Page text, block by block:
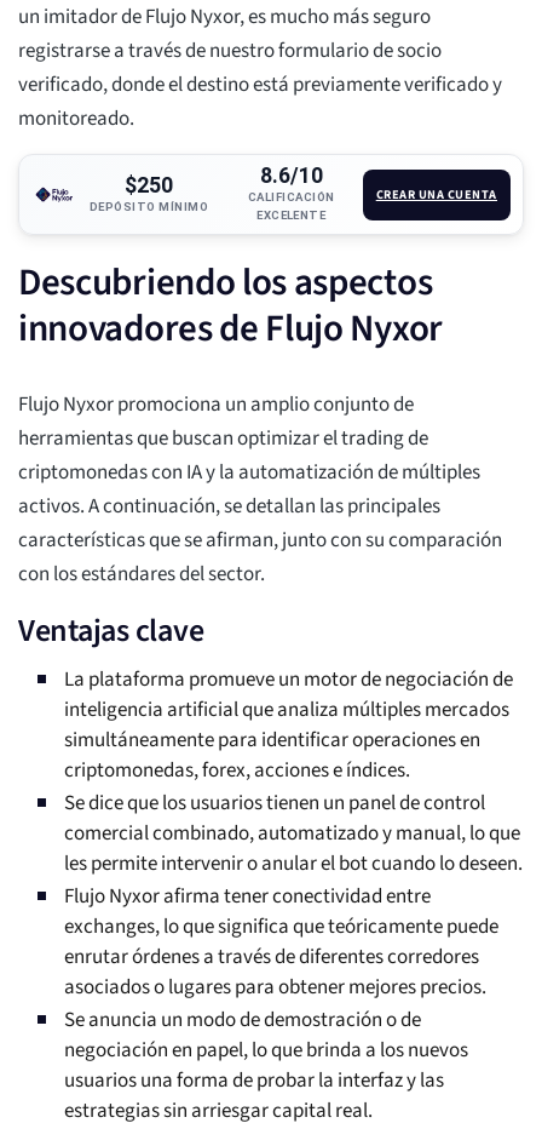
un imitador de Flujo Nyxor, es mucho más seguro
registrarse a través de nuestro formulario de socio
verificado, donde el destino está previamente verificado y
monitoreado.
$250
DEPÓSITO MÍNIMO
8.6/10
CALIFICACIÓN
EXCELENTE
CREAR UNA CUENTA
Descubriendo los aspectos
innovadores de Flujo Nyxor
Flujo Nyxor promociona un amplio conjunto de
herramientas que buscan optimizar el trading de
criptomonedas con IA y la automatización de múltiples
activos. A continuación, se detallan las principales
características que se afirman, junto con su comparación
con los estándares del sector.
Ventajas clave
La plataforma promueve un motor de negociación de
inteligencia artificial que analiza múltiples mercados
simultáneamente para identificar operaciones en
criptomonedas, forex, acciones e índices.
Se dice que los usuarios tienen un panel de control
comercial combinado, automatizado y manual, lo que
les permite intervenir o anular el bot cuando lo deseen.
Flujo Nyxor afirma tener conectividad entre
exchanges, lo que significa que teóricamente puede
enrutar órdenes a través de diferentes corredores
asociados o lugares para obtener mejores precios.
Se anuncia un modo de demostración o de
negociación en papel, lo que brinda a los nuevos
usuarios una forma de probar la interfaz y las
estrategias sin arriesgar capital real.